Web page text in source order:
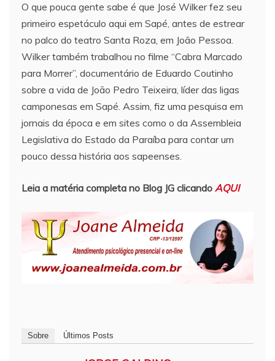
O que pouca gente sabe é que José Wilker fez seu
primeiro espetáculo aqui em Sapé, antes de estrear
no palco do teatro Santa Roza, em João Pessoa.
Wilker também trabalhou no filme “Cabra Marcado
para Morrer”, documentário de Eduardo Coutinho
sobre a vida de João Pedro Teixeira, líder das ligas
camponesas em Sapé. Assim, fiz uma pesquisa em
jornais da época e em sites como o da Assembleia
Legislativa do Estado da Paraíba para contar um
pouco dessa história aos sapeenses.
Leia a matéria completa no Blog JG clicando AQUI
Sobre Últimos Posts